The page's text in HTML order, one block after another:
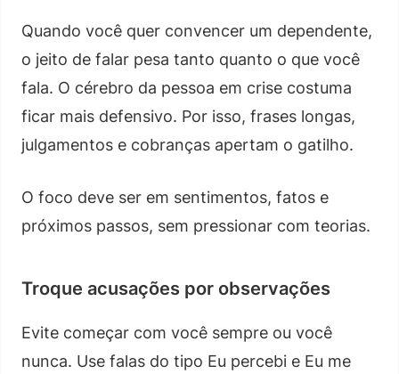
Quando você quer convencer um dependente,
o jeito de falar pesa tanto quanto o que você
fala. O cérebro da pessoa em crise costuma
ficar mais defensivo. Por isso, frases longas,
julgamentos e cobranças apertam o gatilho.
O foco deve ser em sentimentos, fatos e
próximos passos, sem pressionar com teorias.
Troque acusações por observações
Evite começar com você sempre ou você
nunca. Use falas do tipo Eu percebi e Eu me